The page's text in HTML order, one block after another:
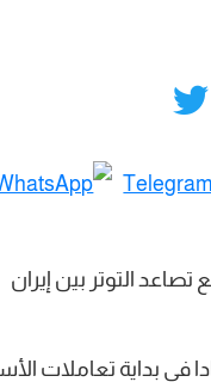
في بداية تعاملات